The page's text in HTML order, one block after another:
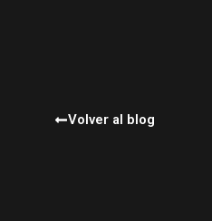
Volver al blog